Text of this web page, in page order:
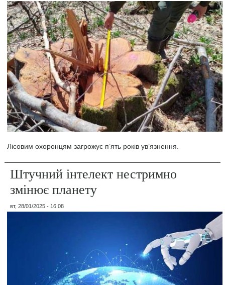
Лісовим охоронцям загрожує п’ять років ув’язнення.
Штучний інтелект нестримно
змінює планету
вт, 28/01/2025 - 16:08